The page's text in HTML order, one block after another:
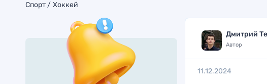
Спорт Хоккей
Дмитрий
Автор
11.12.2024